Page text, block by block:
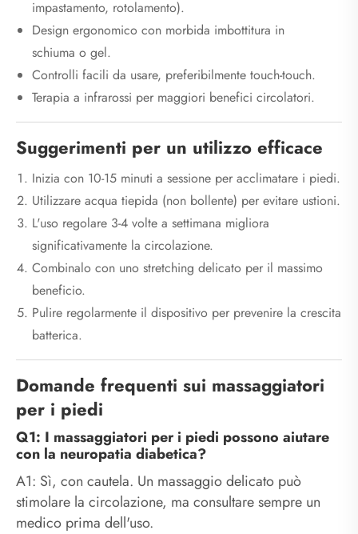
impastamento, rotolamento).
Design ergonomico con morbida imbottitura in
schiuma o gel.
Controlli facili da usare, preferibilmente touch-touch.
Terapia a infrarossi per maggiori benefici circolatori.
Suggerimenti per un utilizzo efficace
Inizia con 10-15 minuti a sessione per acclimatare i piedi.
Utilizzare acqua tiepida (non bollente) per evitare ustioni.
L'uso regolare 3-4 volte a settimana migliora
significativamente la circolazione.
Combinalo con uno stretching delicato per il massimo
beneficio.
Pulire regolarmente il dispositivo per prevenire la crescita
batterica.
Domande frequenti sui massaggiatori
per i piedi
Q1: I massaggiatori per i piedi possono aiutare
con la neuropatia diabetica?
A1: Sì, con cautela. Un massaggio delicato può
stimolare la circolazione, ma consultare sempre un
medico prima dell'uso.